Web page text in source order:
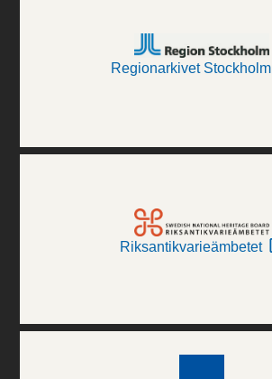
Regionarkivet Stockholm
Riksantikvarieämbetet